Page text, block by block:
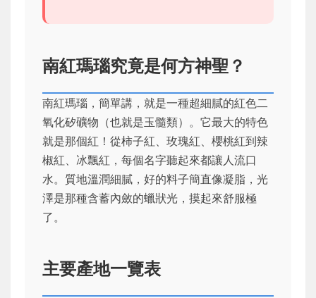
南紅瑪瑙究竟是何方神聖？
南紅瑪瑙，簡單講，就是一種超細膩的紅色二
氧化矽礦物（也就是玉髓類）。它最大的特色
就是那個紅！從柿子紅、玫瑰紅、櫻桃紅到辣
椒紅、冰飄紅，每個名字聽起來都讓人流口
水。質地溫潤細膩，好的料子簡直像凝脂，光
澤是那種含蓄內斂的蠟狀光，摸起來舒服極
了。
主要產地一覽表